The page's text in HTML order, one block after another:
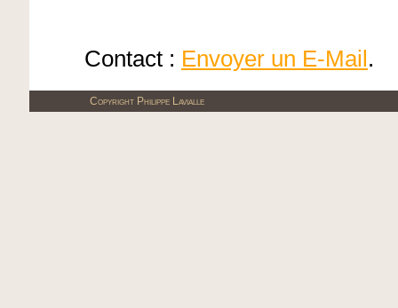
Contact : Envoyer un E-Mail .
Copyright Philippe Lavialle